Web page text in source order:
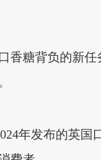
香糖背负的新
年发布的英